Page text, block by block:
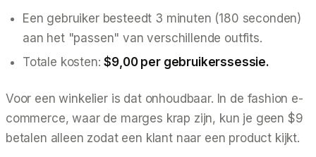
Een gebruiker besteedt 3 minuten (180 seconden)
aan het "passen" van verschillende outfits.
Totale kosten:$9,00 per gebruikerssessie.
Voor een winkelier is dat onhoudbaar. In de fashion e-
commerce, waar de marges krap zijn, kun je geen $9
betalen alleen zodat een klant naar een product kijkt.